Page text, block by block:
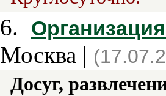
6.
Москва |
Досуг,